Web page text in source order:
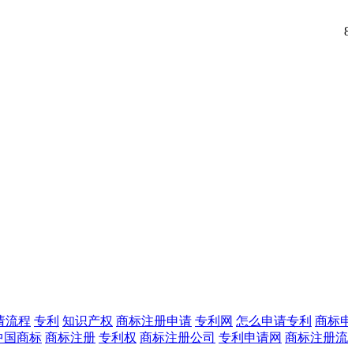
流程 专利 知识产权 商标注册申请 专利网 怎么申请专利 商标
国商标 商标注册 专利权 商标注册公司 专利申请网 商标注册